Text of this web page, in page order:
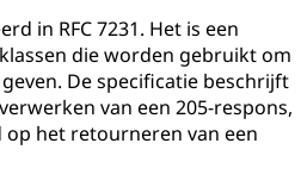
in RFC 7231. Het is een
die worden gebruikt om
De specificatie beschrijft
van een 205-respons,
het retourneren van een